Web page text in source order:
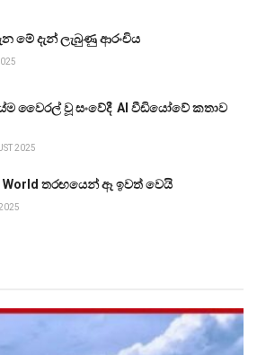
මේ දැන් ලැබුණු ආරංචිය
වෛරල් වූ සංවේදී AI වීඩියෝවේ කතාව
2025
World තරඟයෙන් ඈ ඉවත් වෙයි